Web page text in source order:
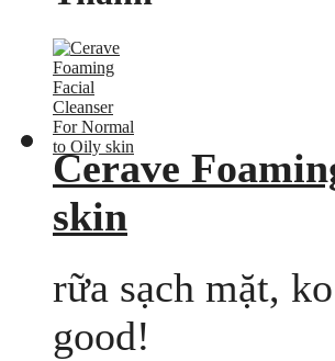
Cerave
skin
rữa sạch mặt,
good!